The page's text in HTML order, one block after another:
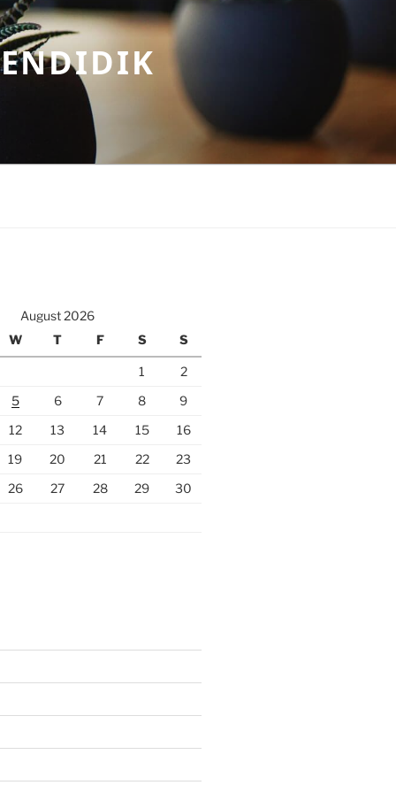
August 2026
W T F S S
1
2
5 6 7 8
9
12 13 14 15
16
19 20 21 22
23
26 27 28 29
30